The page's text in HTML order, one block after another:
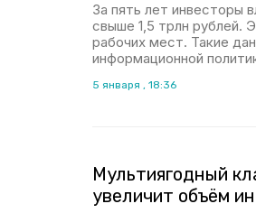
За пять лет инвесторы
свыше 1,5 трлн рублей.
рабочих мест. Такие
информационной
5 января , 18:36
Мультиягодный
увеличит объём